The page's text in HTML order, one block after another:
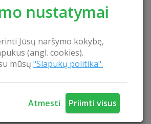
nustatymai
Jūsų naršymo kokybę,
(angl. cookies).
mūsų "Slapukų politika".
Atmesti Priimti visus
sodyba